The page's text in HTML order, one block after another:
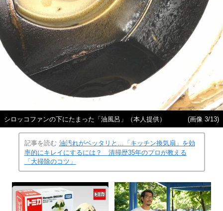
シロッコファンの下にたまった「油風呂」（本人提供） (画像 3/13)
記事を読む 油汚れがベッタリと…「キッチン換気扇」を効
率的にキレイにするには？ 清掃歴35年のプロが教える
「大掃除のコツ」